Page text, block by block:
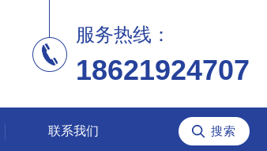
服务热线：
18621924707
联系我们